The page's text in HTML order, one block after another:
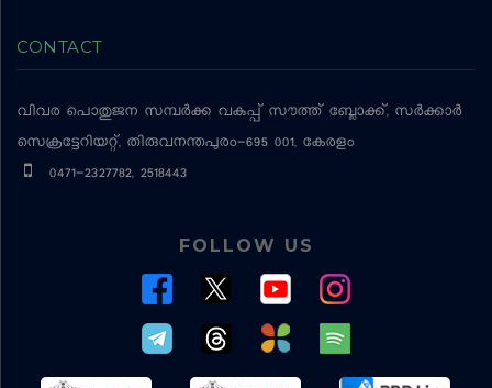
CONTACT
വിവര പൊതുജന സമ്പര്‍ക്ക വകുപ്പ് സൗത്ത് ബ്ലോക്ക്, സര്‍ക്കാര്‍
സെക്രട്ടേറിയറ്റ്, തിരുവനന്തപുരം-695 001, കേരളം
0471-2327782, 2518443
FOLLOW US